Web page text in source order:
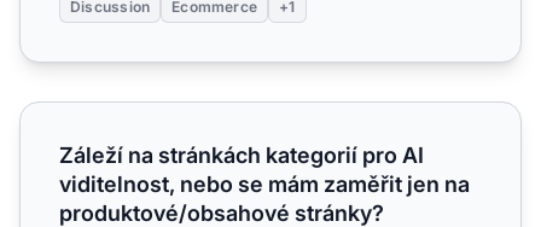
Discussion Ecommerce +1
Záleží na stránkách kategorií pro AI viditelnost, nebo se
Záleží na stránkách kategorií pro AI
viditelnost, nebo se mám zaměřit jen na
produktové/obsahové stránky?